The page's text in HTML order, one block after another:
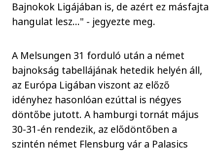
Bajnokok Ligájában is, de azért ez másfajta
hangulat lesz..." - jegyezte meg.
A Melsungen 31 forduló után a német
bajnokság tabellájának hetedik helyén áll,
az Európa Ligában viszont az előző
idényhez hasonlóan ezúttal is négyes
döntőbe jutott. A hamburgi tornát május
30-31-én rendezik, az elődöntőben a
szintén német Flensburg vár a Palasics